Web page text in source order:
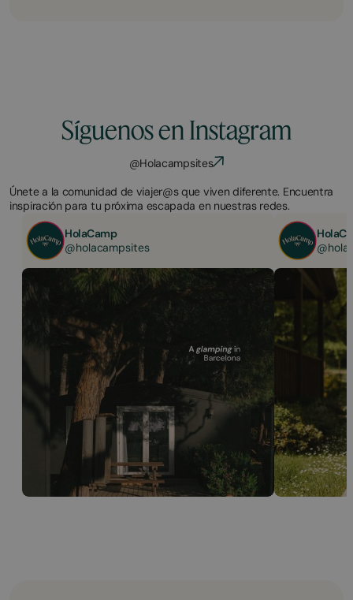
Síguenos en Instagram
@Holacampsites
Únete a la comunidad de viajer@s que viven diferente. Encuentra
inspiración para tu próxima escapada en nuestras redes.
HolaCamp
@holacampsites